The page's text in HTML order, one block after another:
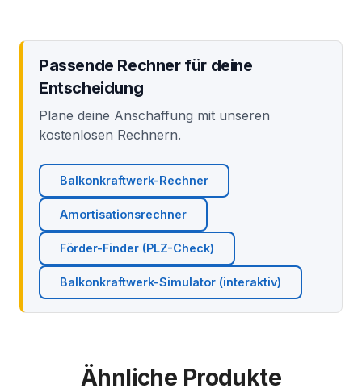
Passende Rechner für deine
Entscheidung
Plane deine Anschaffung mit unseren
kostenlosen Rechnern.
Balkonkraftwerk-Rechner
Amortisationsrechner
Förder-Finder (PLZ-Check)
Balkonkraftwerk-Simulator (interaktiv)
Ähnliche Produkte